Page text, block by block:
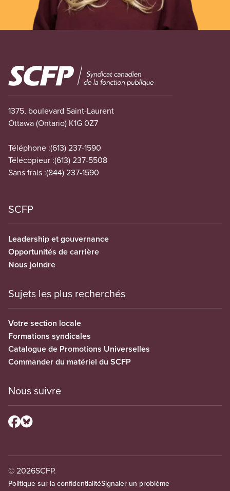
Image
1375, boulevard Saint-Laurent
Ottawa (Ontario) K1G 0Z7
Téléphone :(613) 237-1590
Télécopieur :(613) 237-5508
Sans frais :(844) 237-1590
SCFP
Leadership et gouvernance
Opportunités de carrière
Nous joindre
Sujets les plus recherchés
Votre section locale
Formations syndicales
Catalogue de Promotions Universelles
Commander du matériel du SCFP
Nous suivre
© 2026SCFP.
Politique sur la confidentialitéSignaler un problème